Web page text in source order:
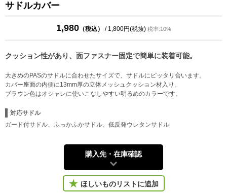
サドルカバー
1,980（税込） / 1,800円(税抜) 税率:10%
クッション性があり、面ファスナー固定で簡単に装着可能。
大きめのPASのサドルに合わせたサイズで、サドルにピッタリ合います。
カバー座面の内側に13mm厚の立体メッシュクッション材入り。
ブラウン色はオシャレに使いこなしやすい明るめのカラーです。
対応サドル
ガード付サドル、ふっかふかサドル、低反発ウレタンサドル
購入先・在庫確認
ほしいものリストに追加